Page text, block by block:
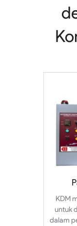
KDM
untuk
dalam